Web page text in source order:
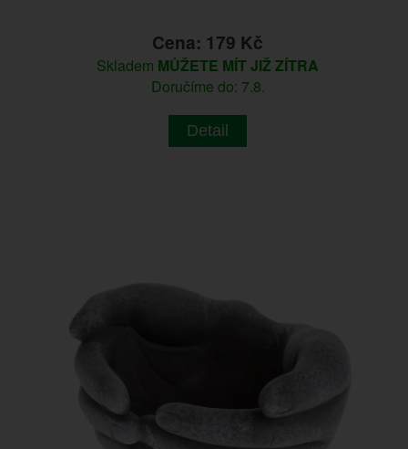
Cena: 179 Kč
Skladem MŮŽETE MÍT JIŽ ZÍTRA
Doručíme do: 7.8.
Detail